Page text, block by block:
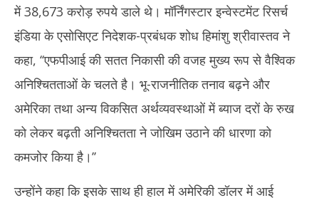
में 38,673 करोड़ रुपये डाले थे। मॉर्निंगस्टार इन्वेस्टमेंट रिसर्च
इंडिया के एसोसिएट निदेशक-प्रबंधक शोध हिमांशु श्रीवास्तव ने
कहा, ‘‘एफपीआई की सतत निकासी की वजह मुख्य रूप से वैश्विक
अनिश्चितताओं के चलते है। भू-राजनीतिक तनाव बढ़ने और
अमेरिका तथा अन्य विकसित अर्थव्यवस्थाओं में ब्याज दरों के रुख
को लेकर बढ़ती अनिश्चितता ने जोखिम उठाने की धारणा को
कमजोर किया है।’’
उन्होंने कहा कि इसके साथ ही हाल में अमेरिकी डॉलर में आई